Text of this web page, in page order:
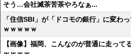
そう…会社滅茶苦茶やろなぁ...
「住信SBI」が「ドコモの銀行」に変わ
ｗｗｗｗｗ
【画像】福岡、こんなのが普通に走って